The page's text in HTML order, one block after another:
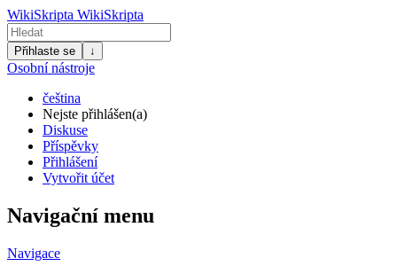
WikiSkripta WikiSkripta
Přihlaste se ↓
Osobní nástroje
čeština
Nejste přihlášen(a)
Diskuse
Příspěvky
Přihlášení
Vytvořit účet
Navigační menu
Navigace